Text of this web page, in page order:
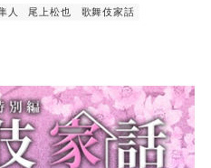
人 尾上松也 歌舞伎家話